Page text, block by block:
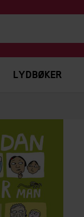
LYDBØKER